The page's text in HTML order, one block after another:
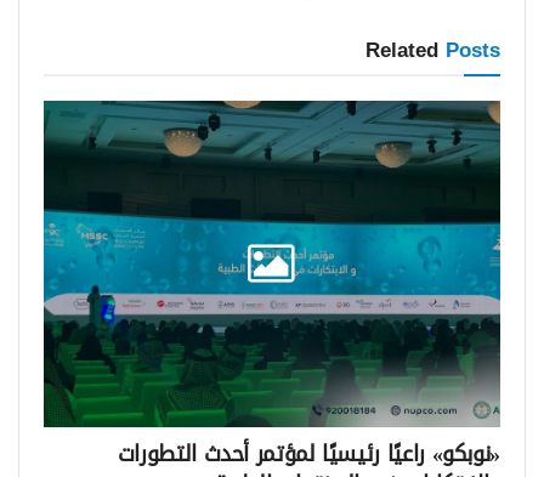
Related Posts
«نوبكو» راعيًا رئيسيًا لمؤتمر أحدث التطورات